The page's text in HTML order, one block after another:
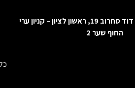
דוד סחרוב 19, ראשון לציון – קניון ערי
החוף שער 2